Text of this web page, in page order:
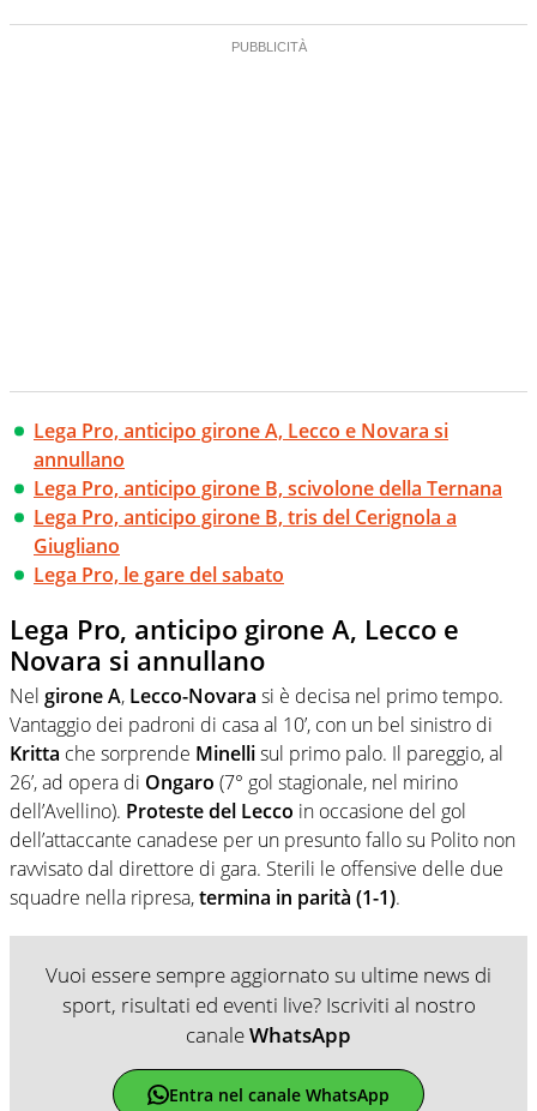
Lega Pro, anticipo girone A, Lecco e Novara si
annullano
Lega Pro, anticipo girone B, scivolone della Ternana
Lega Pro, anticipo girone B, tris del Cerignola a
Giugliano
Lega Pro, le gare del sabato
Lega Pro, anticipo girone A, Lecco e
Novara si annullano
Nel girone A, Lecco-Novara si è decisa nel primo tempo.
Vantaggio dei padroni di casa al 10’, con un bel sinistro di
Kritta che sorprende Minellisul primo palo. Il pareggio, al
26’, ad opera di Ongaro (7° gol stagionale, nel mirino
dell’Avellino). Proteste del Lecco in occasione del gol
dell’attaccante canadese per un presunto fallo su Polito non
ravvisato dal direttore di gara. Sterili le offensive delle due
squadre nella ripresa,termina in parità (1-1).
Vuoi essere sempre aggiornato su ultime news di
sport, risultati ed eventi live? Iscriviti al nostro
canaleWhatsApp
Entra nel canale WhatsApp